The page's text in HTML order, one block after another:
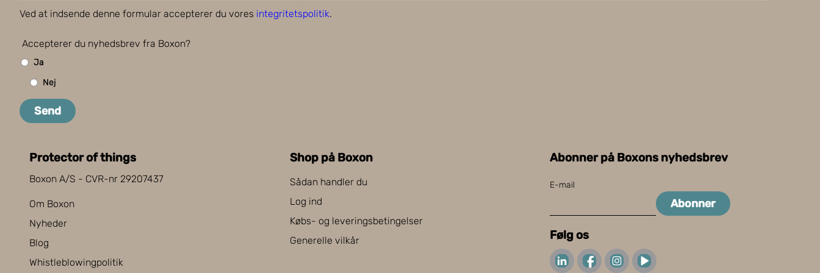
Ved at indsende denne formular accepterer du vores integritetspolitik.
Accepterer du nyhedsbrev fra Boxon?
Ja
Nej
Send
Protector of things
Boxon A/S - CVR-nr 29207437
Om Boxon
Nyheder
Blog
Whistleblowingpolitik
Shop på Boxon
Sådan handler du
Log ind
Købs- og leveringsbetingelser
Generelle vilkår
Abonner på Boxons nyhedsbrev
E-mail
Abonner
Følg os